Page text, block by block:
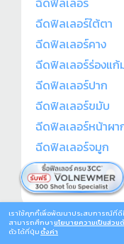
ฉีดฟิลเลอร์ใต้ตา
ฉีดฟิลเลอร์คาง
ฉีดฟิลเลอร์ร่องแก้
ฉีดฟิลเลอร์ปาก
ฉีดฟิลเลอร์ขมับ
ฉีดฟิลเลอร์หน้าผา
ฉีดฟิลเลอร์จมูก
เราใช้คุกกี้เพื่อพัฒนาประสบการณ์ที่ดี
สามารถศึกษานโยบายความเป็นส่วน
ตัว ได้ที่ปุ่มตั้งค่า